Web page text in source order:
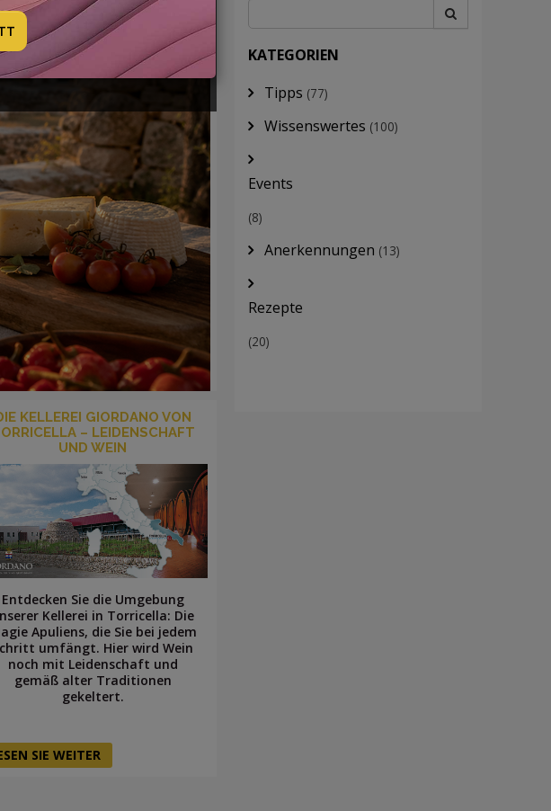
KELLEREI GIORDANO VON
– LEIDENSCHAFT
UND WEIN
Entdecken Sie die Umgebung
Kellerei in Torricella: Die
Apuliens, die Sie bei jedem
umfängt. Hier wird Wein
noch mit Leidenschaft und
gemäß alter Traditionen
gekeltert.
SIE WEITER
KATEGORIEN
Tipps (77)
Wissenswertes (100)
Events
(8)
Anerkennungen (13)
Rezepte
(20)